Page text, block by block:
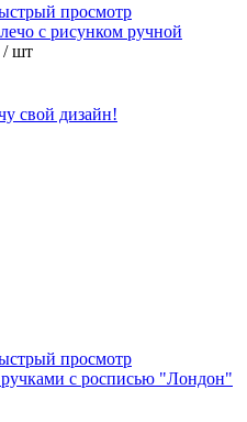
просмотр
с рисунком ручной
/ шт
свой дизайн!
просмотр
с росписью "Лондон"